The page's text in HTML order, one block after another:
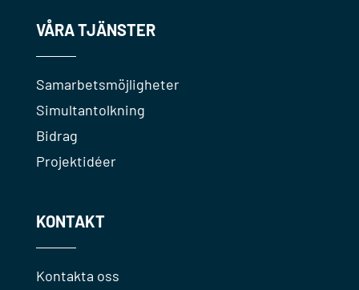
VÅRA TJÄNSTER
Samarbetsmöjligheter
Simultantolkning
Bidrag
Projektidéer
KONTAKT
Kontakta oss